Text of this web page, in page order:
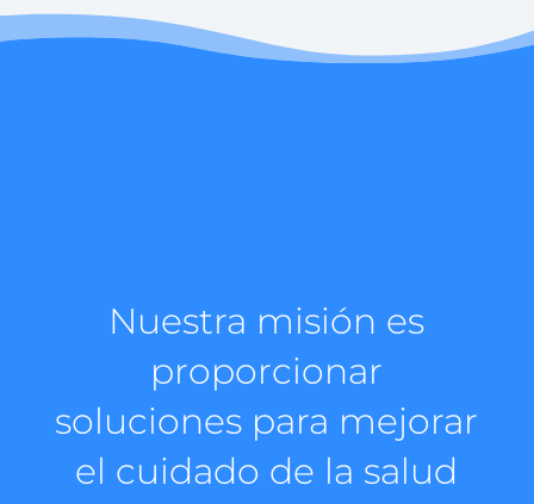
Nuestra misión es
proporcionar
soluciones para mejorar
el cuidado de la salud